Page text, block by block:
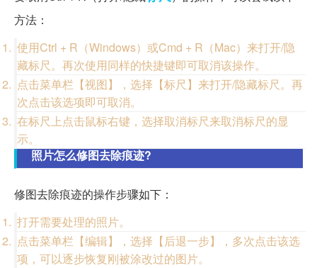
方法：
使用Ctrl + R（Windows）或Cmd + R（Mac）来打开/隐
藏标尺。再次使用同样的快捷键即可取消该操作。
点击菜单栏【视图】，选择【标尺】来打开/隐藏标尺。再
次点击该选项即可取消。
在标尺上点击鼠标右键，选择取消标尺来取消标尺的显
示。
照片怎么修图去除痕迹?
修图去除痕迹的操作步骤如下：
打开需要处理的照片。
点击菜单栏【编辑】，选择【后退一步】，多次点击该选
项，可以逐步恢复刚被涂改过的图片。